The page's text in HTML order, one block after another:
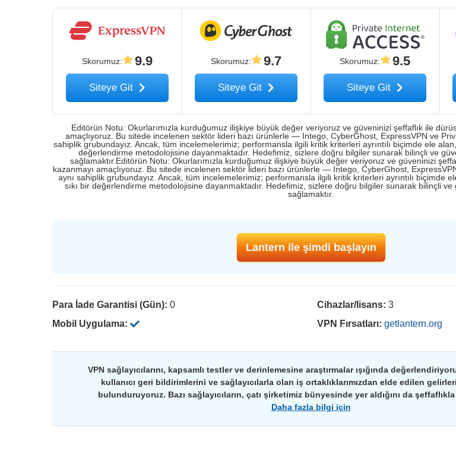
Skorumuz: 9.9
Siteye Git
Skorumuz: 9.7
Siteye Git
Skorumuz: 9.5
Siteye Git
Editörün Notu: Okurlarımızla kurduğumuz ilişkiye büyük değer veriyoruz ve güveninizi şeffaflık ile
amaçlıyoruz. Bu sitede incelenen sektör lideri bazı ürünlerle — Intego, CyberGhost, ExpressVPN ve
sahiplik grubundayız. Ancak, tüm incelemelerimiz; performansla ilgili kritik kriterleri ayrıntılı biçimde ele alan,
değerlendirme metodolojisine dayanmaktadır. Hedefimiz, sizlere doğru bilgiler sunarak bilinçli ve
sağlamaktır.Editörün Notu: Okurlarımızla kurduğumuz ilişkiye büyük değer veriyoruz ve güveninizi
kazanmayı amaçlıyoruz. Bu sitede incelenen sektör lideri bazı ürünlerle — Intego, CyberGhost,
aynı sahiplik grubundayız. Ancak, tüm incelemelerimiz; performansla ilgili kritik kriterleri ayrıntılı biçimde
sıkı bir değerlendirme metodolojisine dayanmaktadır. Hedefimiz, sizlere doğru bilgiler sunarak bilinçli ve
sağlamaktır.
Lantern ile şimdi başlayın
Para İade Garantisi (Gün): 0
Mobil Uygulama:
Cihazlar/lisans: 3
VPN Fırsatları: getlantern.org
VPN sağlayıcılarını, kapsamlı testler ve derinlemesine araştırmalar ışığında
kullanıcı geri bildirimlerini ve sağlayıcılarla olan iş ortaklıklarımızdan elde edilen
bulunduruyoruz. Bazı sağlayıcıların, çatı şirketimiz bünyesinde yer aldığını da
Daha fazla bilgi için